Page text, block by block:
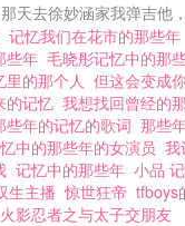
天去徐妙涵家我弹吉他
记忆我们在花市的那些年
些年 毛晓彤记忆中的那
里的那个人 但这会变成
的记忆 我想找回曾经的
些年的记忆的歌词 那些
中的那些年的女演员 我
记忆中的那些年 小品
生主播 惊世狂帝 tfboys
火影忍者之与太子交朋友